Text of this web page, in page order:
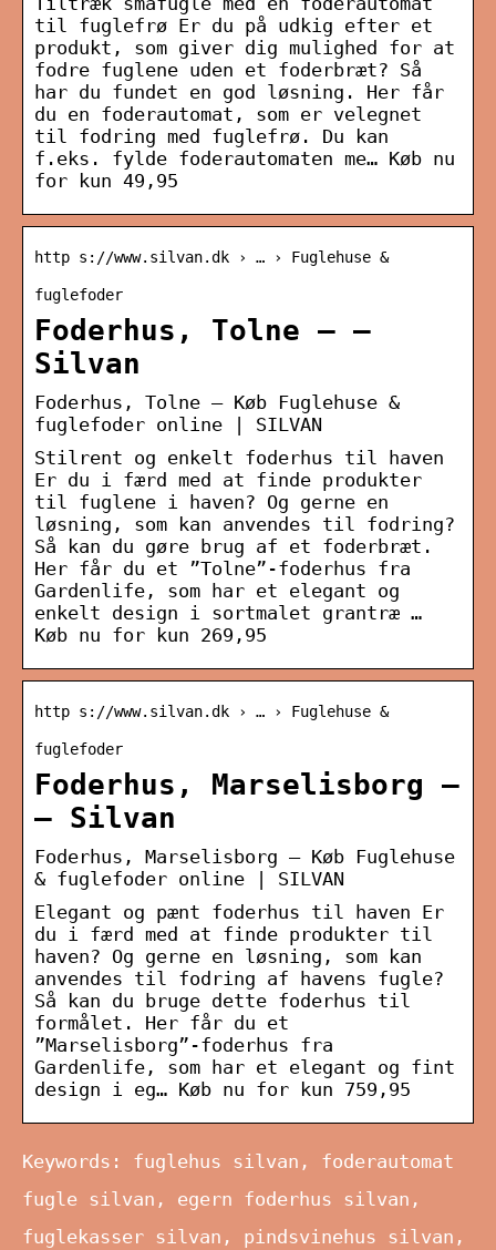
til fuglefrø Er du på udkig efter et
produkt, som giver dig mulighed for at
fodre fuglene uden et foderbræt? Så
har du fundet en god løsning. Her får
du en foderautomat, som er velegnet
til fodring med fuglefrø. Du kan
f.eks. fylde foderautomaten me… Køb nu
for kun 49,95
http s://www.silvan.dk › … › Fuglehuse &
fuglefoder
Foderhus, Tolne – –
Silvan
Foderhus, Tolne – Køb Fuglehuse &
fuglefoder online | SILVAN
Stilrent og enkelt foderhus til haven
Er du i færd med at finde produkter
til fuglene i haven? Og gerne en
løsning, som kan anvendes til fodring?
Så kan du gøre brug af et foderbræt.
Her får du et ”Tolne”-foderhus fra
Gardenlife, som har et elegant og
enkelt design i sortmalet grantræ …
Køb nu for kun 269,95
http s://www.silvan.dk › … › Fuglehuse &
fuglefoder
Foderhus, Marselisborg –
– Silvan
Foderhus, Marselisborg – Køb Fuglehuse
& fuglefoder online | SILVAN
Elegant og pænt foderhus til haven Er
du i færd med at finde produkter til
haven? Og gerne en løsning, som kan
anvendes til fodring af havens fugle?
Så kan du bruge dette foderhus til
formålet. Her får du et
”Marselisborg”-foderhus fra
Gardenlife, som har et elegant og fint
design i eg… Køb nu for kun 759,95
Keywords: fuglehus silvan, foderautomat
fugle silvan, egern foderhus silvan,
fuglekasser silvan, pindsvinehus silvan,